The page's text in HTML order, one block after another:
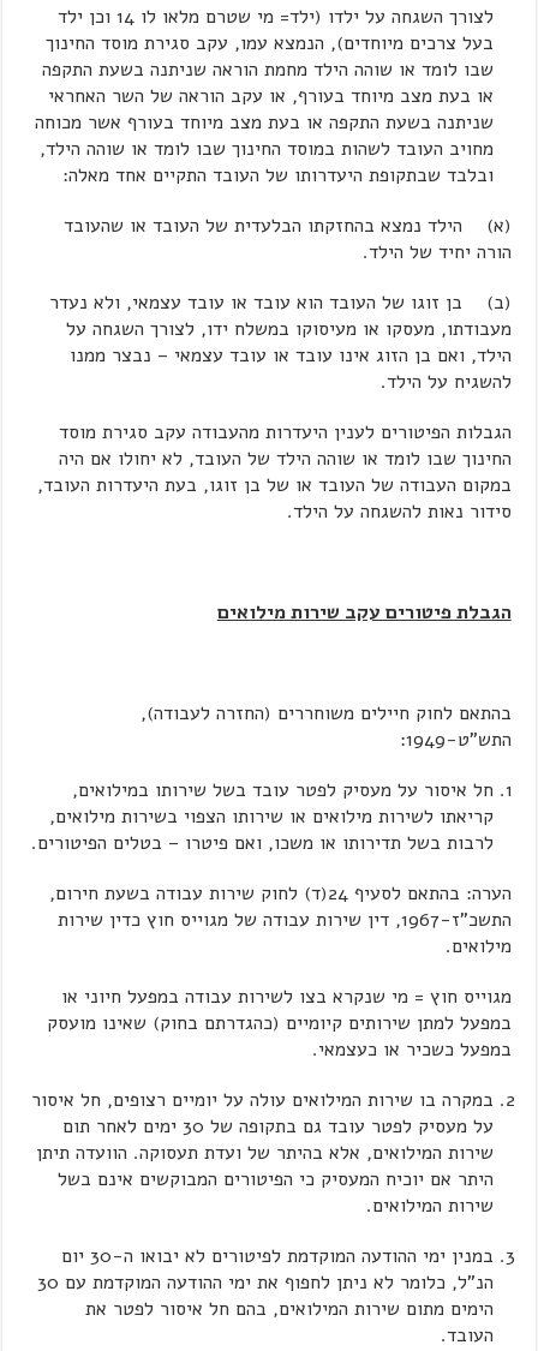
לצורך השגחה על ילדו (ילד= מי שטרם מלאו לו 14 וכן ילד
בעל צרכים מיוחדים), הנמצא עמו, עקב סגירת מוסד החינוך
שבו לומד או שוהה הילד מחמת הוראה שניתנה בשעת התקפה
או בעת מצב מיוחד בעורף, או עקב הוראה של השר האחראי
שניתנה בשעת התקפה או בעת מצב מיוחד בעורף אשר מכוחה
מחויב העובד לשהות במוסד החינוך שבו לומד או שוהה הילד,
ובלבד שבתקופת היעדרותו של העובד התקיים אחד מאלה:
(א) הילד נמצא בהחזקתו הבלעדית של העובד או שהעובד
הורה יחיד של הילד.
(ב) בן זוגו של העובד הוא עובד או עובד עצמאי, ולא נעדר
מעבודתו, מעסקו או מעיסוקו במשלח ידו, לצורך השגחה על
הילד, ואם בן הזוג אינו עובד או עובד עצמאי – נבצר ממנו
להשגיח על הילד.
הגבלות הפיטורים לענין היעדרות מהעבודה עקב סגירת מוסד
החינוך שבו לומד או שוהה הילד של העובד, לא יחולו אם היה
במקום העבודה של העובד או של בן זוגו, בעת היעדרות העובד,
סידור נאות להשגחה על הילד.
הגבלת פיטורים עקב שירות מילואים
בהתאם לחוק חיילים משוחררים (החזרה לעבודה),
התש"ט-1949:
חל איסור על מעסיק לפטר עובד בשל שירותו במילואים,
קריאתו לשירות מילואים או שירותו הצפוי בשירות מילואים,
לרבות בשל תדירותו או משכו, ואם פיטרו – בטלים הפיטורים.
הערה: בהתאם לסעיף 24(ד) לחוק שירות עבודה בשעת חירום,
התשכ"ז-1967, דין שירות עבודה של מגוייס חוץ כדין שירות
מילואים.
מגוייס חוץ = מי שנקרא בצו לשירות עבודה במפעל חיוני או
במפעל למתן שירותים קיומיים (כהגדרתם בחוק) שאינו מועסק
במפעל כשכיר או כעצמאי.
במקרה בו שירות המילואים עולה על יומיים רצופים, חל איסור
על מעסיק לפטר עובד גם בתקופה של 30 ימים לאחר תום
שירות המילואים, אלא בהיתר של ועדת תעסוקה. הוועדה תיתן
היתר אם יוכיח המעסיק כי הפיטורים המבוקשים אינם בשל
שירות המילואים.
במנין ימי ההודעה המוקדמת לפיטורים לא יבואו ה-30 יום
הנ"ל, כלומר לא ניתן לחפוף את ימי ההודעה המוקדמת עם 30
הימים מתום שירות המילואים, בהם חל איסור לפטר את
העובד.